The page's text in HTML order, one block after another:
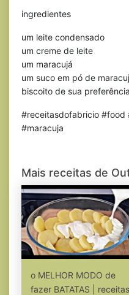
ingredientes
um leite condensado
um creme de leite
um maracujá
um suco em pó de
biscoito de sua preferência
#receitasdofabricio #food
#maracuja
Mais receitas de
o MELHOR MODO de
fazer BATATAS | receitas